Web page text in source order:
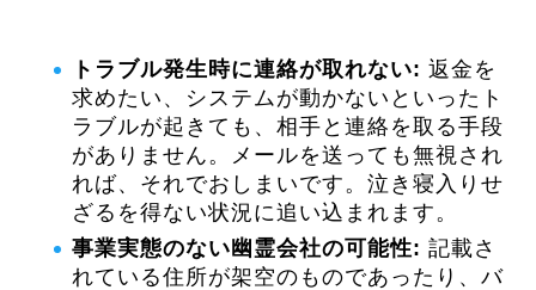
トラブル発生時に連絡が取れない: 返金を
求めたい、システムが動かないといったト
ラブルが起きても、相手と連絡を取る手段
がありません。メールを送っても無視され
れば、それでおしまいです。泣き寝入りせ
ざるを得ない状況に追い込まれます。
事業実態のない幽霊会社の可能性: 記載さ
れている住所が架空のものであったり、バ